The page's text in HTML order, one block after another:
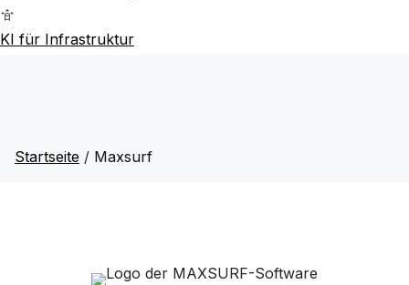
KI für Infrastruktur
Startseite / Maxsurf